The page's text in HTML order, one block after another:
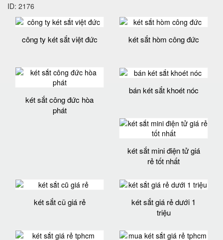
ID: 2176
công ty két sắt việt đức két sắt hòm công đức
két sắt công đức hòa
phát
bán két sắt khoét nóc
két sắt mini điện tử giá
rẻ tốt nhất
két sắt cũ giá rẻ
két sắt giá rẻ dưới 1
triệu